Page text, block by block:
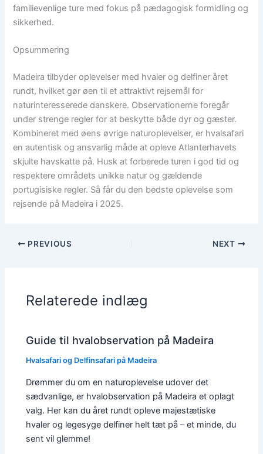
familievenlige ture med fokus på pædagogisk formidling og
sikkerhed.
Opsummering
Madeira tilbyder oplevelser med hvaler og delfiner året
rundt, hvilket gør øen til et attraktivt rejsemål for
naturinteresserede danskere. Observationerne foregår
under strenge regler for at beskytte både dyr og gæster.
Kombineret med øens øvrige naturoplevelser, er hvalsafari
en autentisk og ansvarlig måde at opleve Atlanterhavets
skjulte havskatte på. Husk at forberede turen i god tid og
respektere områdets unikke natur og gældende
portugisiske regler. Så får du den bedste oplevelse som
rejsende på Madeira i 2025.
PREVIOUS NEXT
Relaterede indlæg
Guide til hvalobservation på Madeira
Hvalsafari og Delfinsafari på Madeira
Drømmer du om en naturoplevelse udover det
sædvanlige, er hvalobservation på Madeira et oplagt
valg. Her kan du året rundt opleve majestætiske
hvaler og legesyge delfiner helt tæt på – et minde, du
sent vil glemme!